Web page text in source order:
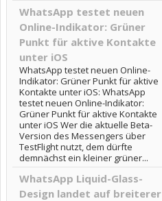
WhatsApp testet neuen
Online-Indikator: Grüner
Punkt für aktive Kontakte
unter iOS
WhatsApp testet neuen Online-
Indikator: Grüner Punkt für aktive
Kontakte unter iOS: WhatsApp
testet neuen Online-Indikator:
Grüner Punkt für aktive Kontakte
unter iOS Wer die aktuelle Beta-
Version des Messengers über
TestFlight nutzt, dem dürfte
demnächst ein kleiner grüner...
WhatsApp Liquid-Glass-
Design landet auf breiterer